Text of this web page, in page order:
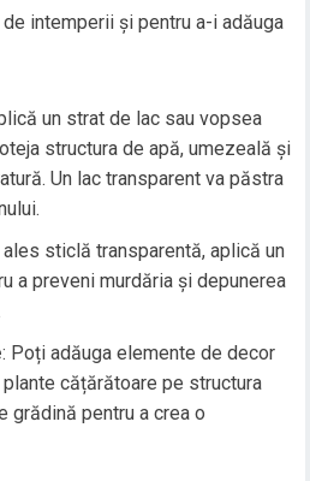
intemperii și pentru a-i adăuga
un strat de lac sau vopsea
structura de apă, umezeală și
Un lac transparent va păstra
ales sticlă transparentă, aplică un
a preveni murdăria și depunerea
: Poți adăuga elemente de decor
cățărătoare pe structura
grădină pentru a crea o